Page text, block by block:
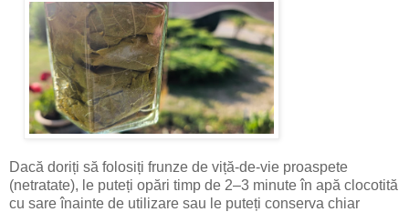
Dacă doriți să folosiți frunze de viță-de-vie proaspete
(netratate), le puteți opări timp de 2–3 minute în apă clocotită
cu sare înainte de utilizare sau le puteți conserva chiar